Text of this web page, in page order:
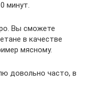
минут.
Вы сможете
в качестве
мясному.
довольно часто, в